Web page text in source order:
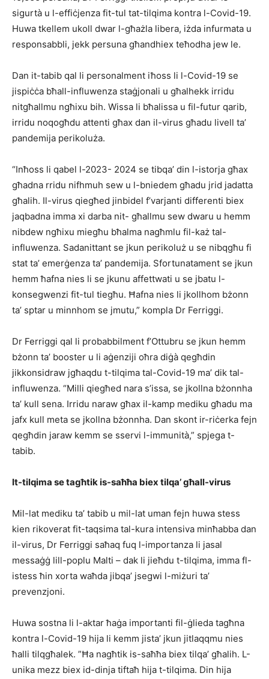
sigurtà u l-effiċjenza fit-tul tat-tilqima kontra l-Covid-19.
Huwa tkellem ukoll dwar l-għażla libera, iżda infurmata u
responsabbli, jekk persuna għandhiex teħodha jew le.
Dan it-tabib qal li personalment iħoss li l-Covid-19 se
jispiċċa bħall-influwenza staġjonali u għalhekk irridu
nitgħallmu ngħixu bih. Wissa li bħalissa u fil-futur qarib,
irridu noqogħdu attenti għax dan il-virus għadu livell ta’
pandemija perikoluża.
“Inħoss li qabel l-2023- 2024 se tibqa’ din l-istorja għax
għadna rridu nifhmuh sew u l-bniedem għadu jrid jadatta
għalih. Il-virus qiegħed jinbidel f’varjanti differenti biex
jaqbadna imma xi darba nit- għallmu sew dwaru u hemm
nibdew ngħixu miegħu bħalma nagħmlu fil-każ tal-
influwenza. Sadanittant se jkun perikoluż u se nibqgħu fi
stat ta’ emerġenza ta’ pandemija. Sfortunatament se jkun
hemm ħafna nies li se jkunu affettwati u se jbatu l-
konsegwenzi fit-tul tiegħu. Ħafna nies li jkollhom bżonn
ta’ sptar u minnhom se jmutu,” kompla Dr Ferriggi.
Dr Ferriggi qal li probabbilment f’Ottubru se jkun hemm
bżonn ta’ booster u li aġenziji oħra diġà qegħdin
jikkonsidraw jgħaqdu t-tilqima tal-Covid-19 ma’ dik tal-
influwenza. “Milli qiegħed nara s’issa, se jkollna bżonnha
ta’ kull sena. Irridu naraw għax il-kamp mediku għadu ma
jafx kull meta se jkollna bżonnha. Dan skont ir-riċerka fejn
qegħdin jaraw kemm se sservi l-immunità,” spjega t-
tabib.
It-tilqima se tagħtik is-saħħa biex tilqa’ għall-virus
Mil-lat mediku ta’ tabib u mil-lat uman fejn huwa stess
kien rikoverat fit-taqsima tal-kura intensiva minħabba dan
il-virus, Dr Ferriggi saħaq fuq l-importanza li jasal
messaġġ lill-poplu Malti – dak li jieħdu t-tilqima, imma fl-
istess ħin xorta waħda jibqa’ jsegwi l-miżuri ta’
prevenzjoni.
Huwa sostna li l-aktar ħaġa importanti fil-ġlieda tagħna
kontra l-Covid-19 hija li kemm jista’ jkun jitlaqqmu nies
ħalli tilqgħalek. ”Ħa nagħtik is-saħħa biex tilqa’ għalih. L-
unika mezz biex id-dinja tiftaħ hija t-tilqima. Din hija